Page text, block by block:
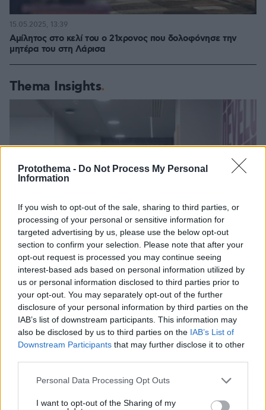
Protothema - Do Not Process My Personal
Information
If you wish to opt-out of the sale, sharing to third parties, or
processing of your personal or sensitive information for
targeted advertising by us, please use the below opt-out
section to confirm your selection. Please note that after your
opt-out request is processed you may continue seeing
interest-based ads based on personal information utilized by
us or personal information disclosed to third parties prior to
your opt-out. You may separately opt-out of the further
disclosure of your personal information by third parties on the
IAB’s list of downstream participants. This information may
also be disclosed by us to third parties on the IAB’s List of
Downstream Participants that may further disclose it to other
Please note that this website/app uses one or more Google
not limited to your visit or usage behaviour. You may click to
Personal Data Processing Opt Outs
I want to opt-out of the Sharing of my
Αμίλητος στο κελί του ο 21χρονος που δολοφόνησε την
μητέρα του στη Λάρισα
15.05.2025, 13:39
Thema Insights
στην Ελλάδα